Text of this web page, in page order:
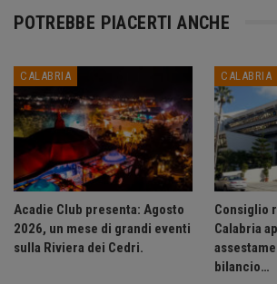
POTREBBE PIACERTI ANCHE
CALABRIA
Acadie Club presenta: Agosto
2026, un mese di grandi eventi
sulla Riviera dei Cedri.
CALABRIA
Consiglio
Calabria
bilancio…